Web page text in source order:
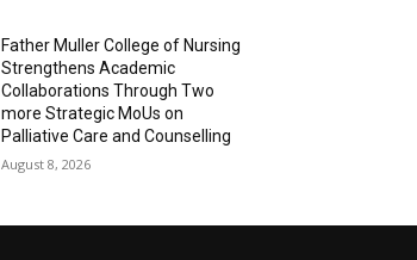
Father Muller College of Nursing
Strengthens Academic
Collaborations Through Two
more Strategic MoUs on
Palliative Care and Counselling
August 8, 2026